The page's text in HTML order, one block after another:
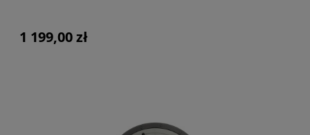
1 199,00 zł